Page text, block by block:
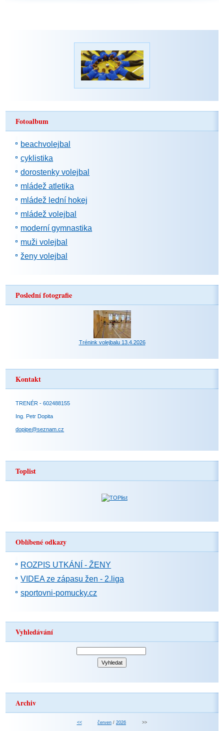
Fotoalbum
beachvolejbal
cyklistika
dorostenky volejbal
mládež atletika
mládež lední hokej
mládež volejbal
moderní gymnastika
muži volejbal
ženy volejbal
Poslední fotografie
Trénink volejbalu 13.4.2026
Kontakt
TRENÉR - 602488155
Ing. Petr Dopita
dopipe@seznam.cz
Toplist
Oblíbené odkazy
ROZPIS UTKÁNÍ - ŽENY
VIDEA ze zápasu žen - 2.liga
sportovni-pomucky.cz
Vyhledávání
Archiv
<< červen / 2026 >>